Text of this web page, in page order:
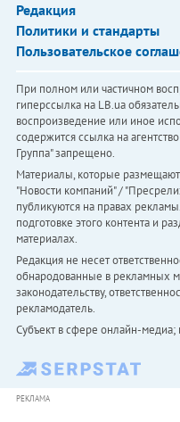
Редакция
Политики и стандарты
Пользовательское
При полном или частичном
гиперссылка на LB.ua
воспроизведение или иное
содержится ссылка на
Группа" запрещено.
Материалы, которые
"Новости компаний" /
публикуются на правах
подготовке этого контента и
материалах.
Редакция не несет
обнародованные в рекламных
законодательству,
рекламодатель.
Субъект в сфере онлайн-
РЕКЛАМА